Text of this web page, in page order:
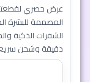
عرض حصري
المصممة للبشرة
دقيقة وشحن